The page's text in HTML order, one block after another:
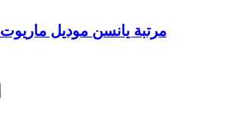
مرتبة يانسن موديل ماريوت 140*195*17 سم